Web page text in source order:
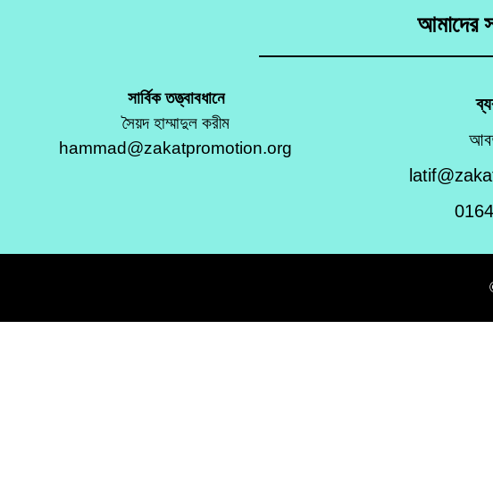
আমাদের
সার্বিক তত্ত্বাবধানে
সৈয়দ হাম্মাদুল করীম
hammad@zakatpromotion.org